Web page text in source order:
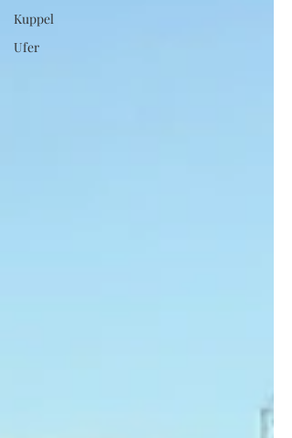
Kuppel
Ufer
der Prostituierten, musste bis ins 19.
Jahrhundert warten, um durch Dämme
geschützt werden. Dieses linke Ufer erlebte